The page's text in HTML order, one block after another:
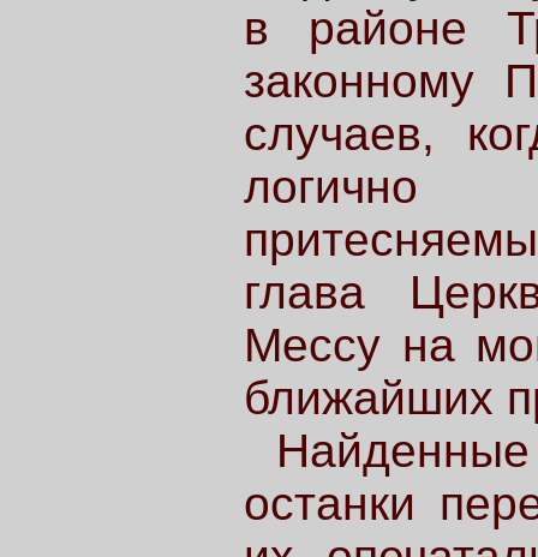
в районе
законному
случаев,
логично
глава
Мессу на
ближайших
останки